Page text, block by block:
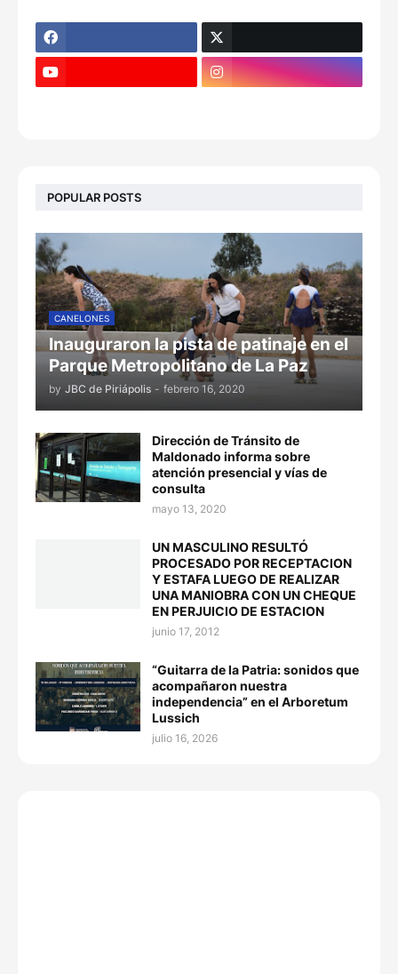
POPULAR POSTS
CANELONES
Inauguraron la pista de patinaje en el
Parque Metropolitano de La Paz
by JBC de Piriápolis - febrero 16, 2020
Dirección de Tránsito de
Maldonado informa sobre
atención presencial y vías de
consulta
mayo 13, 2020
UN MASCULINO RESULTÓ
PROCESADO POR RECEPTACION
Y ESTAFA LUEGO DE REALIZAR
UNA MANIOBRA CON UN CHEQUE
EN PERJUICIO DE ESTACION
junio 17, 2012
“Guitarra de la Patria: sonidos que
acompañaron nuestra
independencia” en el Arboretum
Lussich
julio 16, 2026